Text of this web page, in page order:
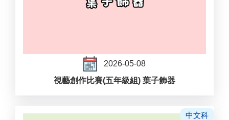
2026-05-08
視藝創作比賽(五年級組) 葉子飾器
中文科